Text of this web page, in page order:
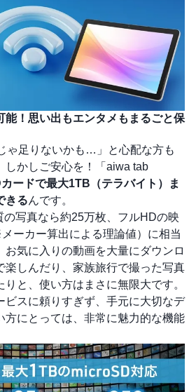
能！思い出もエンタメもまるごと保
ゃ足りないかも…」と心配な方も
しかしご安心を！「aiwa tab
ードで最大1TB（テラバイト）ま
きるんです。
写真なら約25万枚、フルHDの映
ーカー算出による理論値）に相当
お気に入りの動画を大量にダウンロ
楽しんだり、家族旅行で撮った写真
と、使い方はまさに無限大です。
ビスに頼りすぎず、手元に大切なデ
方にとっては、非常に魅力的な機能